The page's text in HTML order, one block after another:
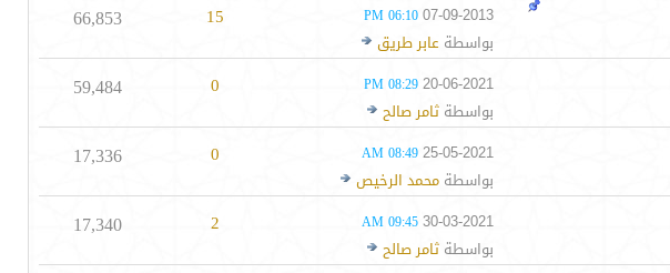
07-09-2013
06:10 PM
بواسطةعابر طريق
15
66,853
20-06-2021
08:29 PM
بواسطةثامر صالح
0
59,484
25-05-2021
08:49 AM
بواسطةمحمد الرخيص
0
17,336
30-03-2021
09:45 AM
بواسطةثامر صالح
2
17,340